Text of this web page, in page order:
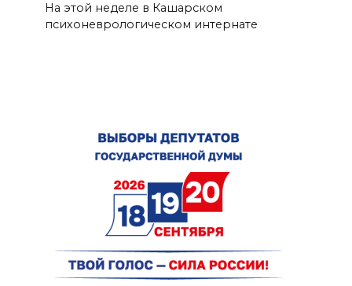
На этой неделе в Кашарском
психоневрологическом интернате